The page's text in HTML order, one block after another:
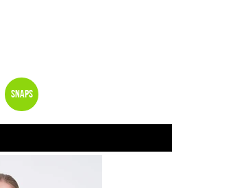
Snaps